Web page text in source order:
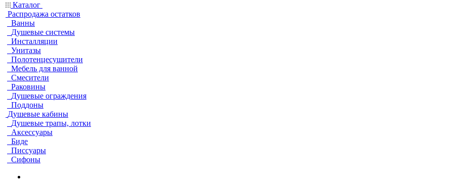
Каталог
Распродажа остатков
Ванны
Душевые системы
Инсталляции
Унитазы
Полотенцесушители
Мебель для ванной
Смесители
Раковины
Душевые ограждения
Поддоны
Душевые кабины
Душевые трапы, лотки
Аксессуары
Биде
Писсуары
Сифоны